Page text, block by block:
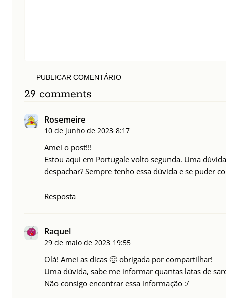
PUBLICAR COMENTÁRIO
29 comments
Rosemeire
10 de junho de 2023 8:17
Amei o post!!!
Estou aqui em Portugale volto segunda. Uma
despachar? Sempre tenho essa dúvida e se puder
Resposta
Raquel
29 de maio de 2023 19:55
Olá! Amei as dicas 🙂 obrigada por compartilhar!
Uma dúvida, sabe me informar quantas latas de
Não consigo encontrar essa informação :/